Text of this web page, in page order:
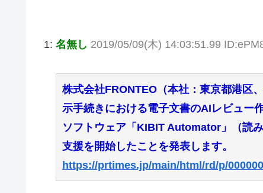
1: 名無し 2019/05/09(木) 14:03:51.99
株式会社FRONTEO（本社：東京都港区
示手続きにおける電子文書のAIレビュー
ソフトウェア「KIBIT Automator」（読
支援を開始したことを発表します。
https://prtimes.jp/main/html/rd/p/